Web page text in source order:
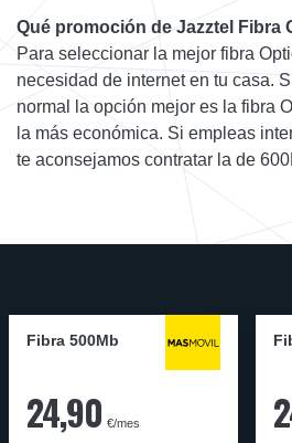
Qué promoción de Jazztel Fibra
Para seleccionar la mejor fibra
necesidad de internet en tu casa.
normal la opción mejor es la fibra
la más económica. Si empleas
te aconsejamos contratar la de
Fibra 500Mb
24,90 €/mes